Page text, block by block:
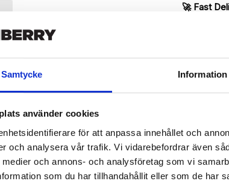
Samtycke Information
använder cookies
för att anpassa innehållet och
och analysera vår trafik. Vi vidarebefordrar även
och annons- och analysföretag som vi
som du har tillhandahållit eller som de har
🚀 Fast
SHARE
clear case for the iPhone 12 Mini. The case provides